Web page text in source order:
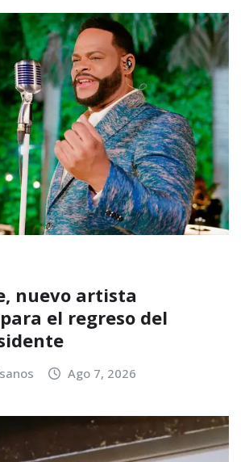
nuevo artista
el regreso del
Ago 7, 2026